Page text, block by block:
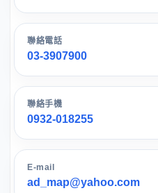
聯絡電話
03-3907900
聯絡手機
0932-018255
E-mail
ad_map@yahoo.com